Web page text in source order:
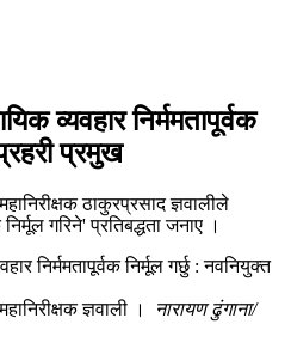
व्यवहार निर्ममतापूर्वक
प्रमुख
ठाकुरप्रसाद ज्ञवालीले
गरिने' प्रतिबद्धता जनाए ।
ज्ञवाली ।
नारायण ढुंगाना/